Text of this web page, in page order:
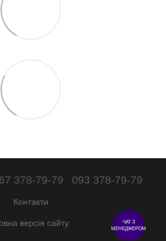
378-79-79 093 378-79-79
Контакти
версія сайту
ЧАТ З
МЕНЕДЖЕРОМ